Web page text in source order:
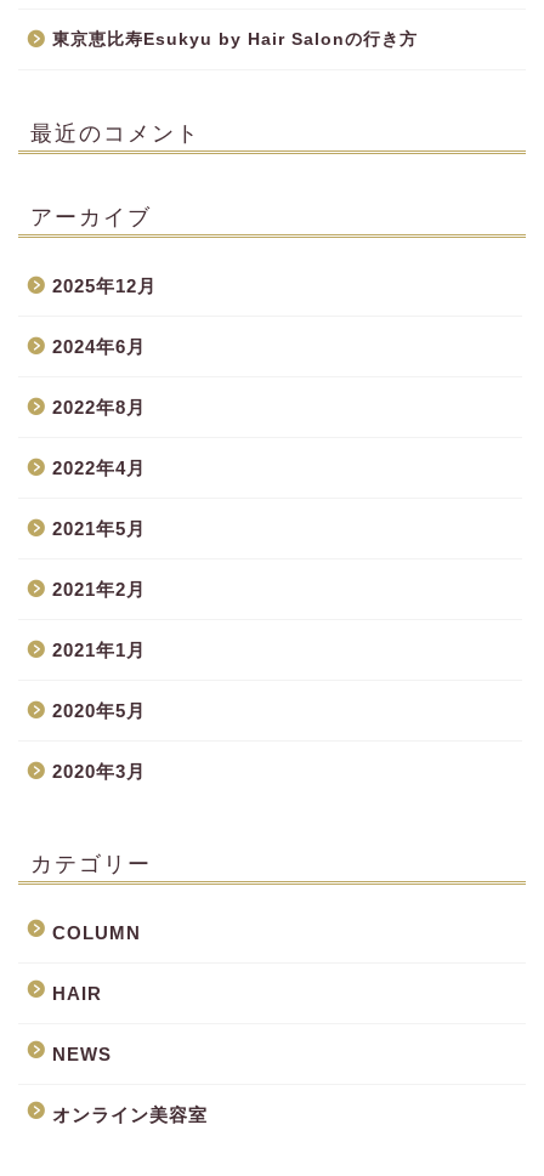
東京恵比寿Esukyu by Hair Salonの行き方
最近のコメント
アーカイブ
2025年12月
2024年6月
2022年8月
2022年4月
2021年5月
2021年2月
2021年1月
2020年5月
2020年3月
カテゴリー
COLUMN
HAIR
NEWS
オンライン美容室